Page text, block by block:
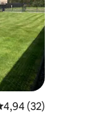
4,94 (32)